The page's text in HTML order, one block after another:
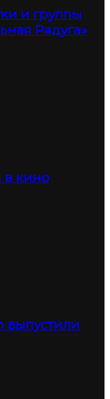
и группы
Радуга»
в кино
выпустили